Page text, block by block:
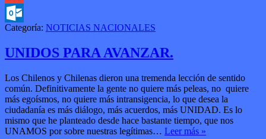
Gmail
Outlook.com
Categoría: NOTICIAS NACIONALES
UNIDOS PARA AVANZAR.
Los Chilenos y Chilenas dieron una tremenda lección de sentido
común. Definitivamente la gente no quiere más peleas, no quiere
más egoísmos, no quiere más intransigencia, lo que desea la
ciudadanía es más diálogo, más acuerdos, más UNIDAD. Es lo
mismo que he planteado desde hace bastante tiempo, que nos
UNAMOS por sobre nuestras legítimas… Leer más »